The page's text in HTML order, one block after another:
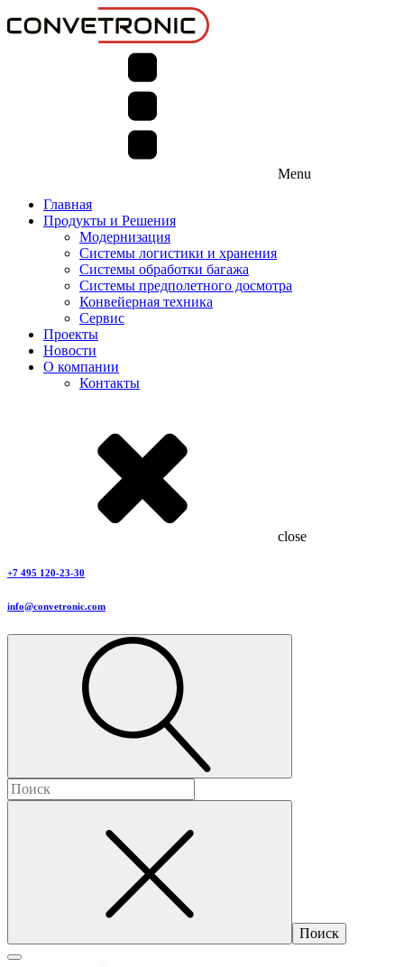
Menu
Главная
Продукты и Решения
Модернизация
Системы логистики и хранения
Системы обработки багажа
Системы предполетного досмотра
Конвейерная техника
Сервис
Проекты
Новости
О компании
Контакты
close
+7 495 120-23-30
info@convetronic.com
Найти: